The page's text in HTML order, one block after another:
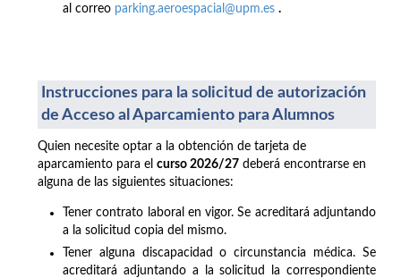
al correo parking.aeroespacial@upm.es .
Instrucciones para la solicitud de autorización
de Acceso al Aparcamiento para Alumnos
Quien necesite optar a la obtención de tarjeta de
aparcamiento para el curso 2026/27 deberá encontrarse en
alguna de las siguientes situaciones:
Tener contrato laboral en vigor. Se acreditará adjuntando
a la solicitud copia del mismo.
Tener alguna discapacidad o circunstancia médica. Se
acreditará adjuntando a la solicitud la correspondiente